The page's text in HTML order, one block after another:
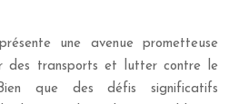
une avenue prometteuse
des transports et lutter contre le
que des défis significatifs